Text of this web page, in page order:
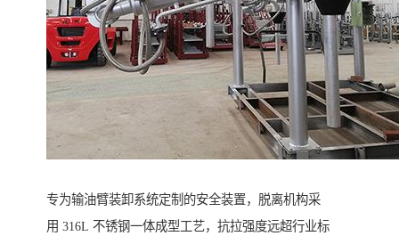
专为输油臂装卸系统定制的安全装置，脱离机构采
用 316L 不锈钢一体成型工艺，抗拉强度远超行业标